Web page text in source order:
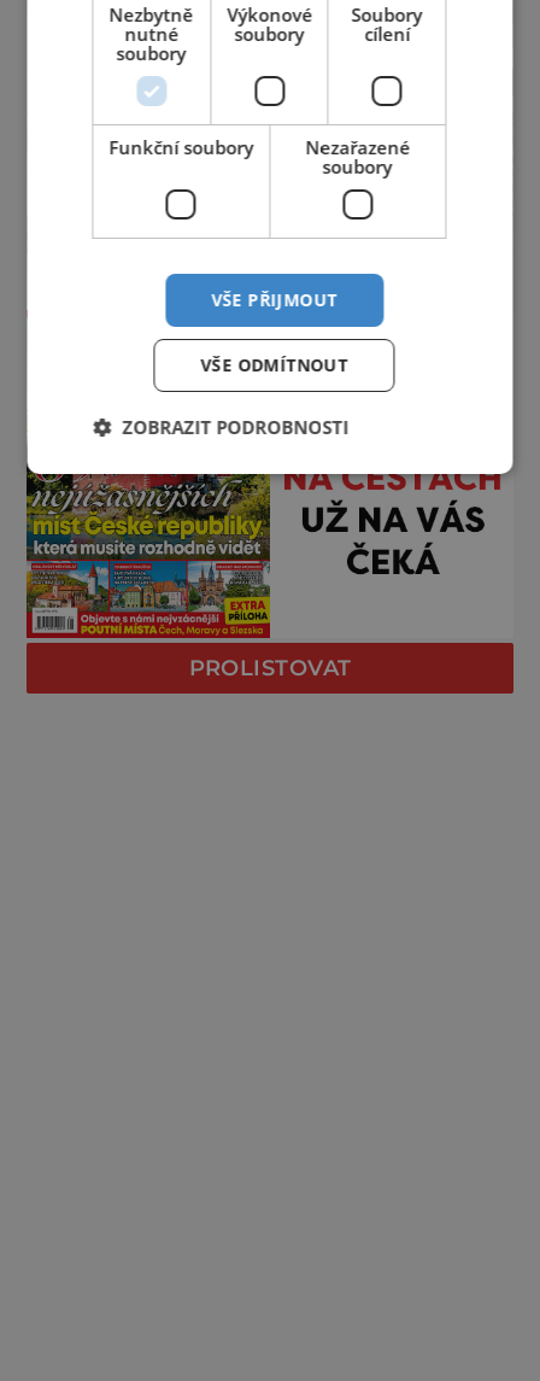
PROLISTOVAT
Nezbytně
nutné
soubory
Výkonové
soubory
Soubory
cílení
Funkční soubory
Nezařazené
soubory
VŠE PŘIJMOUT
VŠE ODMÍTNOUT
ZOBRAZIT PODROBNOSTI